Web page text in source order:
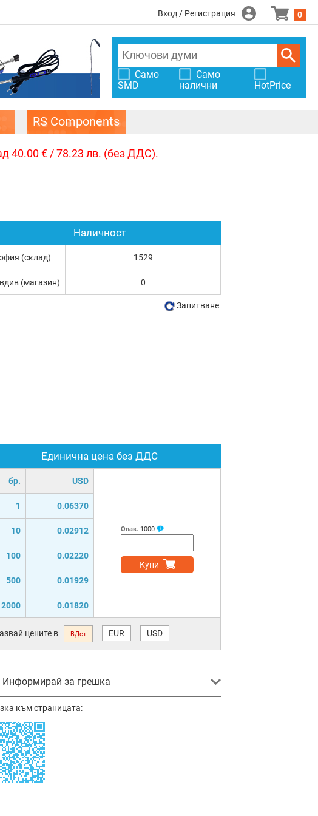
Вход / Регистрация 0
Само
SMD
Само
налични
HotPrice
RS Components
40.00 € / 78.23 лв. (без ДДС).
Единична цена без ДДС
бр. USD
1 0.06370
10 0.02912
100 0.02220
500 0.01929
2000 0.01820
Опак. 1000
Купи
цените в ВДст EUR USD
Информирай за грешка
към страницата:
Наличност
(склад) 1529
(магазин) 0
Запитване